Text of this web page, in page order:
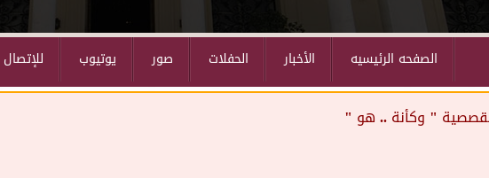
للإتصال يوتيوب صور الحفلات الأخبار الصفحه الرئيسيه
" وكأنة .. هو "